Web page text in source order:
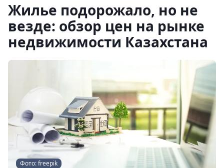
Жилье подорожало, но не
везде: обзор цен на рынке
недвижимости Казахстана
Фото: freepik